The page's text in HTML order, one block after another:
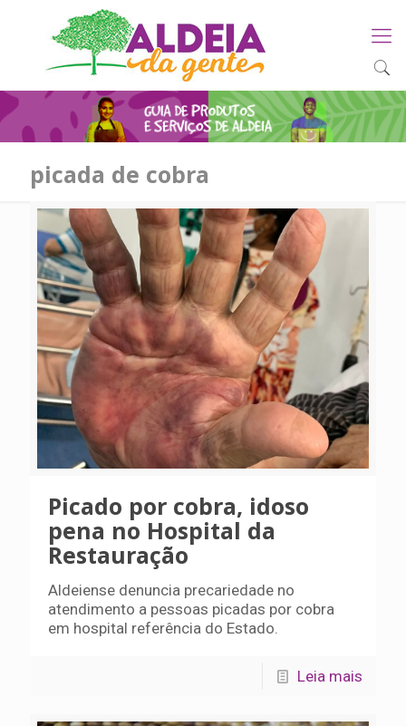
picada de cobra
Picado por cobra, idoso
pena no Hospital da
Restauração
Aldeiense denuncia precariedade no
atendimento a pessoas picadas por cobra
em hospital referência do Estado.
Leia mais